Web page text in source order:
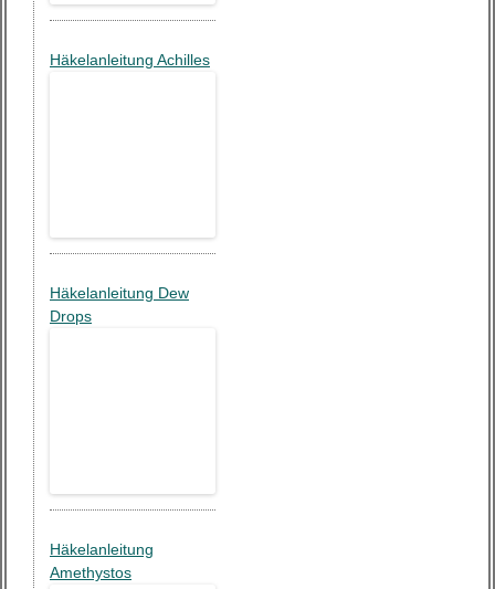
Häkelanleitung Achilles
Häkelanleitung Dew
Drops
Häkelanleitung
Amethystos